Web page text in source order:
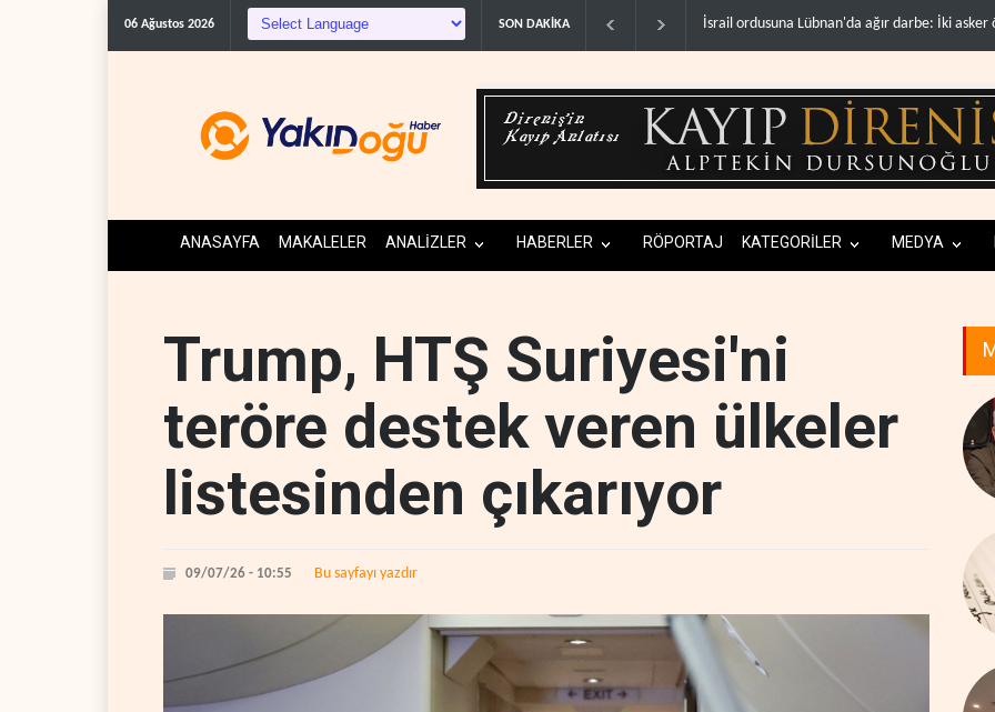
06 Ağustos 2026 SON DAKİKA
İsrail ordusuna Lübnan'da ağır darbe: İki asker öldü.. Maariv: Hizbullah oyunun kurallarını
ANASAYFA MAKALELER ANALİZLER HABERLER RÖPORTAJ KATEGORİLER MEDYA
Trump, HTŞ Suriyesi'ni
teröre destek veren ülkeler
listesinden çıkarıyor
09/07/26 - 10:55 Bu sayfayı yazdır